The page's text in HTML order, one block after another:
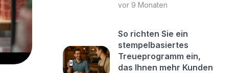
vor 9 Monaten
So richten Sie ein
stempelbasiertes
Treueprogramm ein,
das Ihnen mehr Kunden